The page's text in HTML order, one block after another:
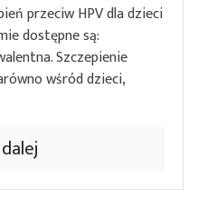
przeciw HPV dla dzieci
dostępne są:
Szczepienie
wśród dzieci,